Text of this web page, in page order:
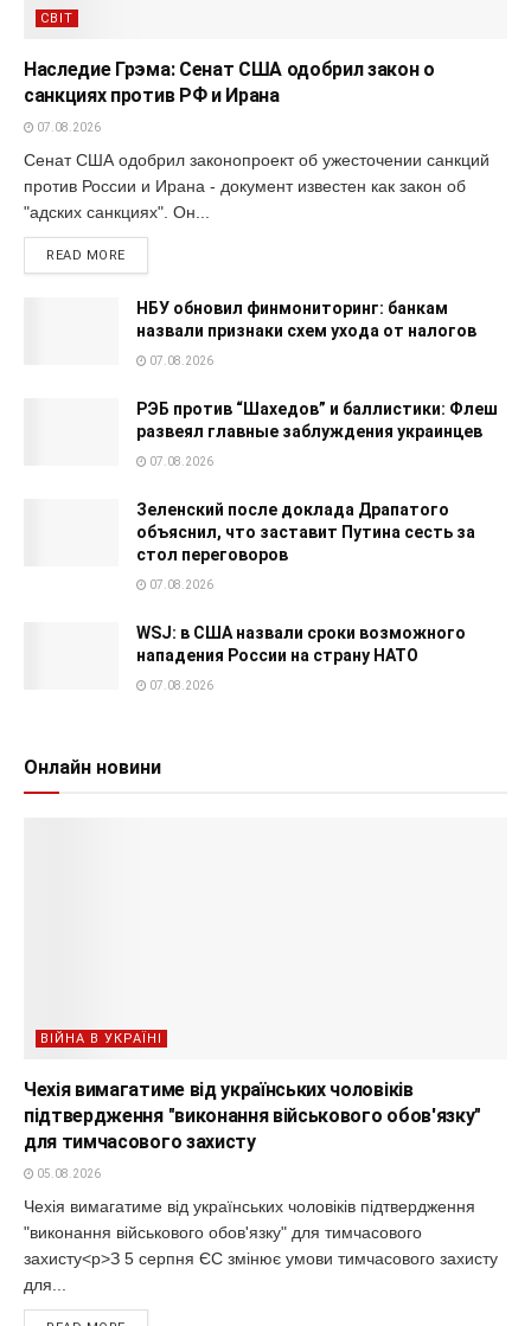
СВІТ
Наследие Грэма: Сенат США одобрил закон о
санкциях против РФ и Ирана
07.08.2026
Сенат США одобрил законопроект об ужесточении санкций
против России и Ирана - документ известен как закон об
"адских санкциях". Он...
READ MORE
НБУ обновил финмониторинг: банкам
назвали признаки схем ухода от налогов
07.08.2026
РЭБ против “Шахедов” и баллистики: Флеш
развеял главные заблуждения украинцев
07.08.2026
Зеленский после доклада Драпатого
объяснил, что заставит Путина сесть за
стол переговоров
07.08.2026
WSJ: в США назвали сроки возможного
нападения России на страну НАТО
07.08.2026
Онлайн новини
ВІЙНА В УКРАЇНІ
Чехія вимагатиме від українських чоловіків
підтвердження "виконання військового обов'язку"
для тимчасового захисту
05.08.2026
Чехія вимагатиме від українських чоловіків підтвердження
"виконання військового обов'язку" для тимчасового
захисту<p>З 5 серпня ЄС змінює умови тимчасового захисту
для...